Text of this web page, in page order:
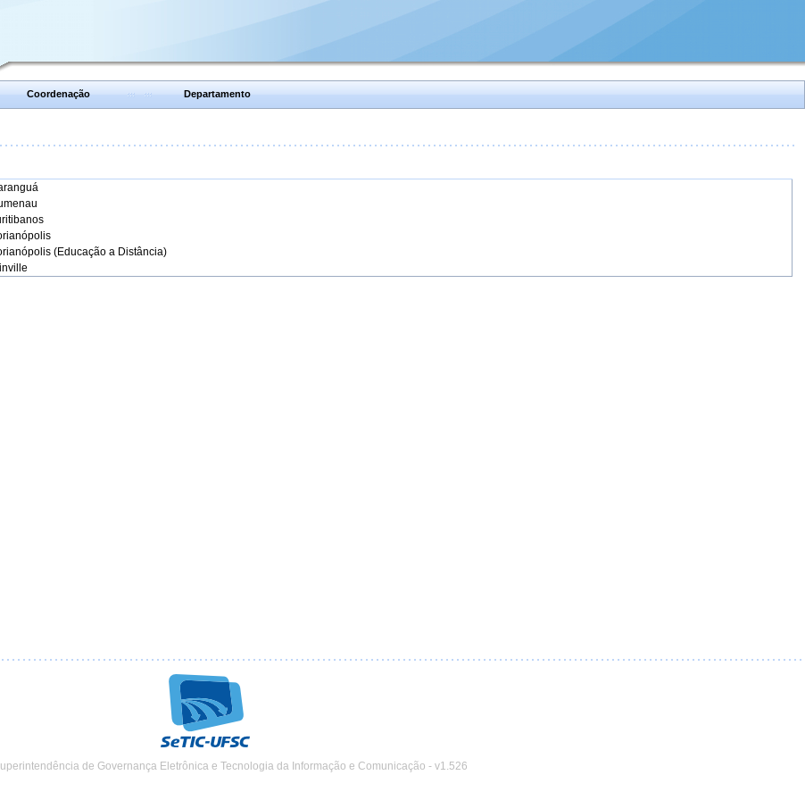
Coordenação Departamento
(Educação a Distância)
de Governança Eletrônica e Tecnologia da Informação e Comunicação - v1.526